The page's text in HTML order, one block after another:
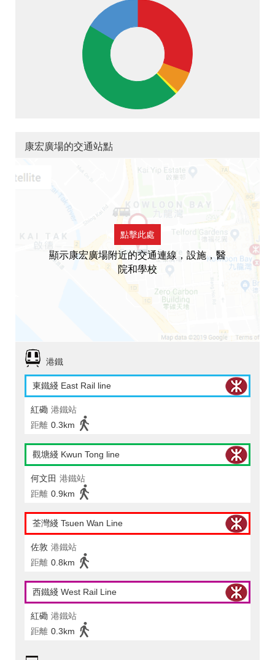
康宏廣場的交通站點
點擊此處
顯示康宏廣場附近的交通連線，設施，醫
院和學校
港鐵
東鐵綫 East Rail line
紅磡 港鐵站
距離 0.3km
觀塘綫 Kwun Tong line
何文田 港鐵站
距離 0.9km
荃灣綫 Tsuen Wan Line
佐敦 港鐵站
距離 0.8km
西鐵綫 West Rail Line
紅磡 港鐵站
距離 0.3km